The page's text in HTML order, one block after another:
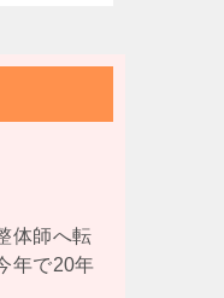
体師へ転
年で20年